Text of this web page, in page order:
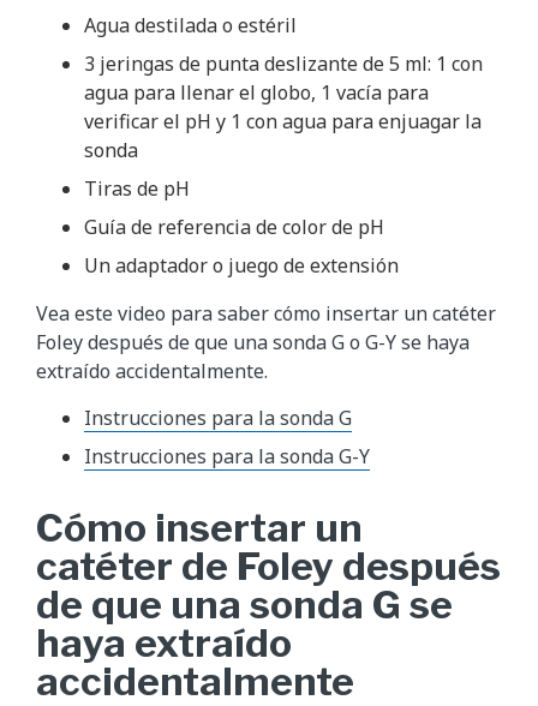
Agua destilada o estéril
3 jeringas de punta deslizante de 5 ml: 1 con
agua para llenar el globo, 1 vacía para
verificar el pH y 1 con agua para enjuagar la
sonda
Tiras de pH
Guía de referencia de color de pH
Un adaptador o juego de extensión
Vea este video para saber cómo insertar un catéter
Foley después de que una sonda G o G-Y se haya
extraído accidentalmente.
Instrucciones para la sonda G
Instrucciones para la sonda G-Y
Cómo insertar un
catéter de Foley después
de que una sonda G se
haya extraído
accidentalmente